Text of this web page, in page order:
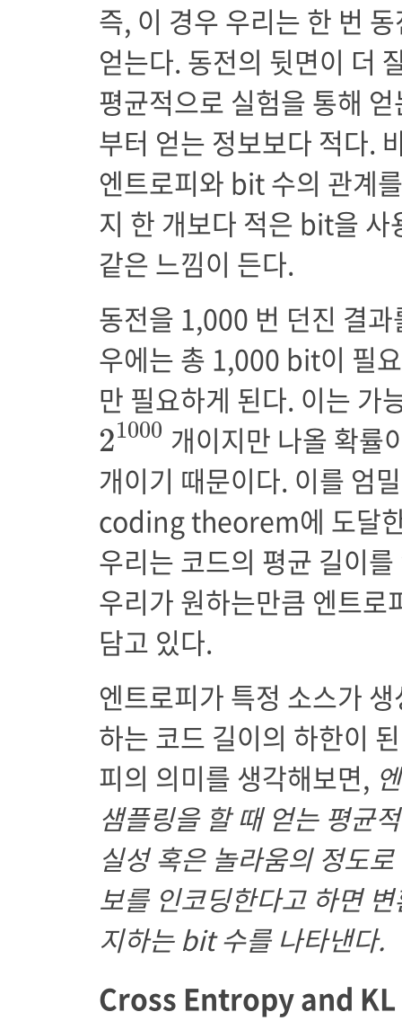
즉, 이 경우 우리는 한 번
얻는다. 동전의 뒷면이 더
평균적으로 실험을 통해
부터 얻는 정보보다 적다.
엔트로피와 bit 수의 관계
지 한 개보다 적은 bit을 사
같은 느낌이 든다.
동전을 1,000 번 던진 결
우에는 총 1,000 bit이 필
만 필요하게 된다. 이는
21000
21000개이지만 나올 확
개이기 때문이다. 이를 엄
coding theorem에 도달
우리는 코드의 평균 길이
우리가 원하는만큼 엔트로
담고 있다.
엔트로피가 특정 소스가
하는 코드 길이의 하한이
피의 의미를 생각해보면,
샘플링을 할 때 얻는 평균
실성 혹은 놀라움의 정도
보를 인코딩한다고 하면
지하는 bit 수를 나타낸다.
Cross Entropy and